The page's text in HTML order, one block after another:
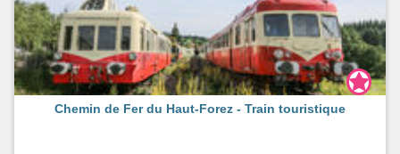
Chemin de Fer du Haut-Forez - Train touristique